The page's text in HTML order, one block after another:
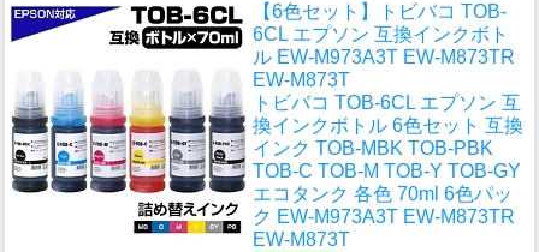
【6色セット】トビバコ TOB-
6CL エプソン 互換インクボト
ル EW-M973A3T EW-M873TR
EW-M873T
トビバコ TOB-6CL エプソン 互
換インクボトル 6色セット 互換
インク TOB-MBK TOB-PBK
TOB-C TOB-M TOB-Y TOB-GY
エコタンク 各色 70ml 6色パッ
ク EW-M973A3T EW-M873TR
EW-M873T